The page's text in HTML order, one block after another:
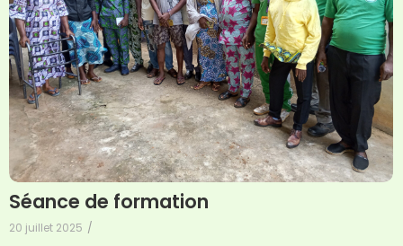
Séance de formation
20 juillet 2025 /